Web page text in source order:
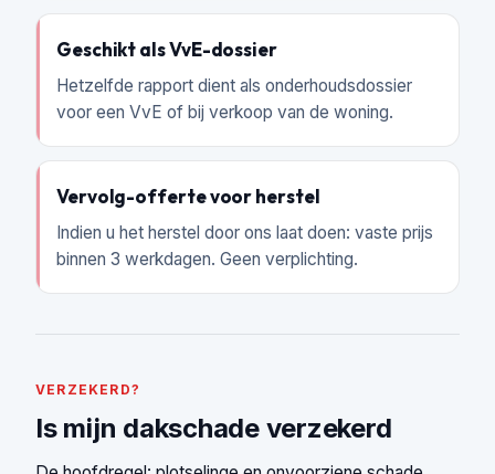
Geschikt als VvE-dossier
Hetzelfde rapport dient als onderhoudsdossier
voor een VvE of bij verkoop van de woning.
Vervolg-offerte voor herstel
Indien u het herstel door ons laat doen: vaste prijs
binnen 3 werkdagen. Geen verplichting.
VERZEKERD?
Is mijn dakschade verzekerd